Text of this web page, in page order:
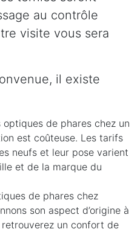
au contrôle
visite vous sera
il existe
de phares chez un
est coûteuse. Les tarifs
neufs et leur pose varient
et de la marque du
de phares chez
son aspect d’origine à
un confort de